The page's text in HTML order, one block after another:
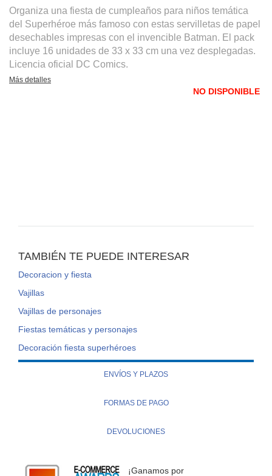
Organiza una fiesta de cumpleaños para niños temática
del Superhéroe más famoso con estas servilletas de papel
desechables impresas con el invencible Batman. El pack
incluye 16 unidades de 33 x 33 cm una vez desplegadas.
Licencia oficial DC Comics.
Más detalles
NO DISPONIBLE
TAMBIÉN TE PUEDE INTERESAR
Decoracion y fiesta
Vajillas
Vajillas de personajes
Fiestas temáticas y personajes
Decoración fiesta superhéroes
ENVÍOS Y PLAZOS
FORMAS DE PAGO
DEVOLUCIONES
¡Ganamos por